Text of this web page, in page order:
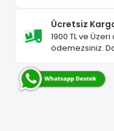
Ücretsiz
1900 TL ve
ödemezsiniz.